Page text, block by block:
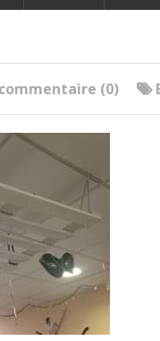
commentaire (0)